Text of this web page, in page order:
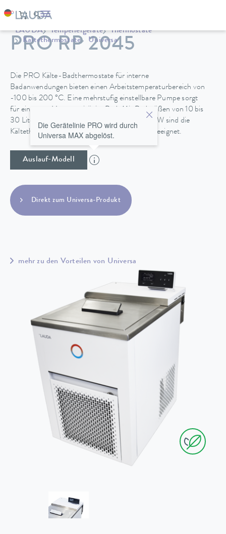
LAUDA Temperiergeräte
Thermostate
Kältethermostate
Universa
PRO RP 2045
Die PRO Kälte-Badthermostate für interne
Badanwendungen bieten einen Arbeitstemperaturbereich von
-100 bis 200 °C. Eine mehrstufig einstellbare Pumpe sorgt
für eine gute Homogenität im Bad. Mit Badgrößen von 10 bis
30 Litern und Kälteleistungen von 0,4 bis 1,5 kW sind die
Kältethermostat für vielfältige Anwendungen geeignet.
Auslauf-Modell
Die Gerätelinie PRO wird durch
Universa MAX abgelöst.
Direkt zum Universa-Produkt
mehr zu den Vorteilen von Universa